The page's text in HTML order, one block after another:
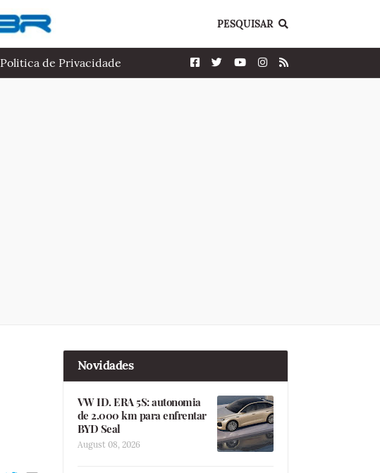
PESQUISAR
Politica de Privacidade
Novidades
VW ID. ERA 5S: autonomia
de 2.000 km para enfrentar
BYD Seal
August 08, 2026